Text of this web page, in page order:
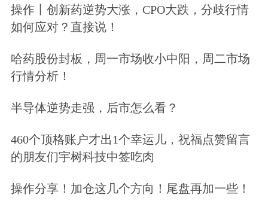
688358 祥生医疗 34 路演活动
免责声明：本文基于AI生产，仅供参
险自担。
现在开户享五档行情变千档行情，及时
操作丨创新药逆势大涨，CPO大跌，分歧行情
如何应对？直接说！
哈药股份封板，周一市场收小中阳，周二市场
行情分析！
半导体逆势走强，后市怎么看？
460个顶格账户才出1个幸运儿，祝福点赞留言
的朋友们宇树科技中签吃肉
操作分享！加仓这几个方向！尾盘再加一些！